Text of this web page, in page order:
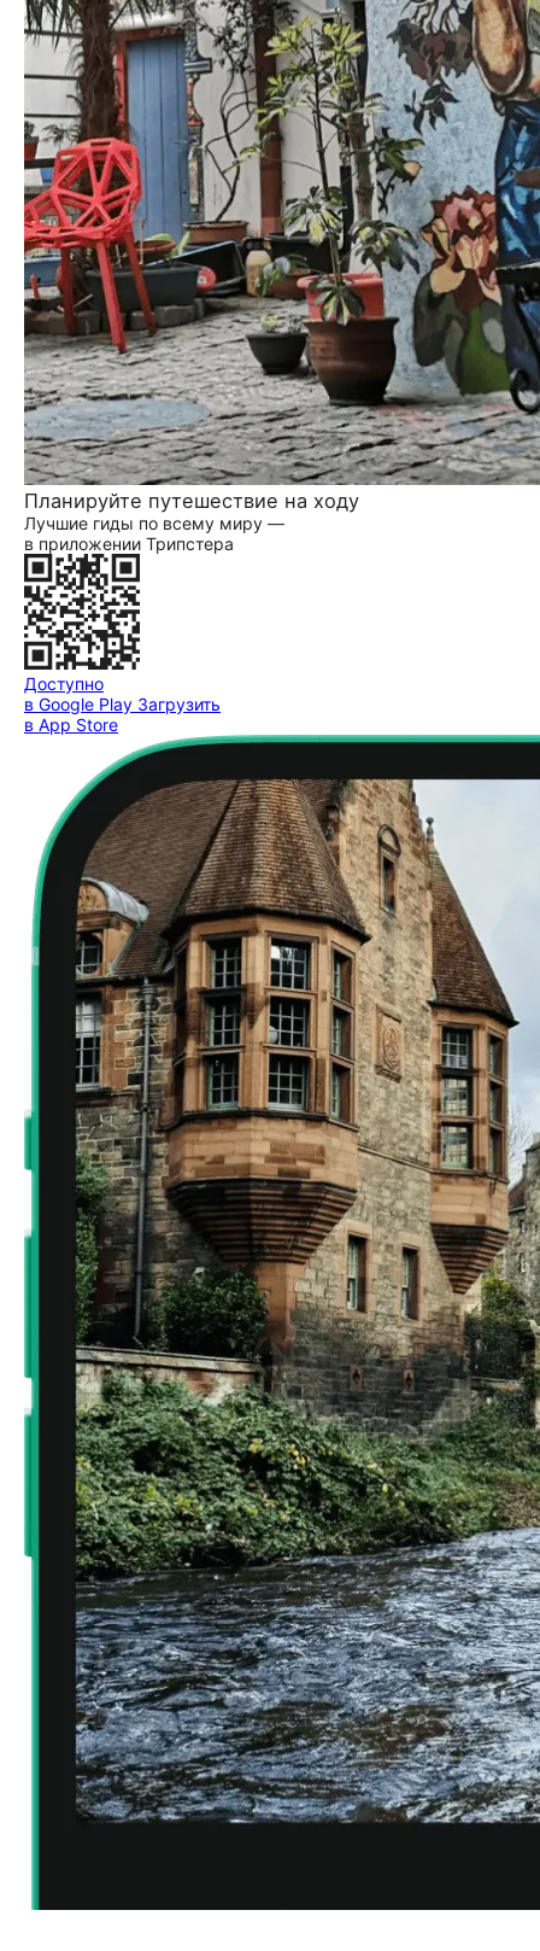
Планируйте путешествие на ходу
Лучшие гиды по всему миру —
в приложении Трипстера
Доступно
в Google Play Загрузить
в App Store